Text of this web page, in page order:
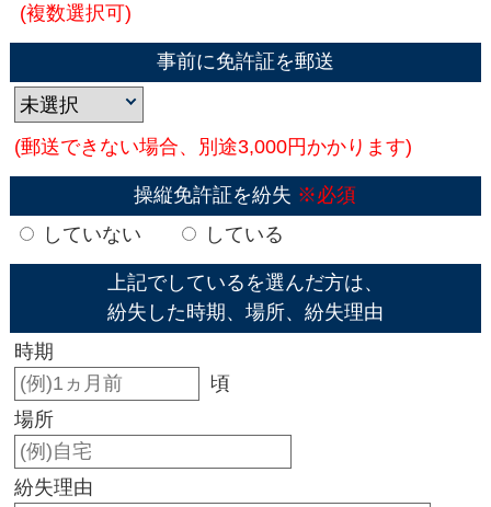
(複数選択可)
事前に免許証を郵送
(郵送できない場合、別途3,000円かかります)
操縦免許証を紛失 ※必須
していない
している
上記でしているを選んだ方は、
紛失した時期、場所、紛失理由
時期
頃
場所
紛失理由